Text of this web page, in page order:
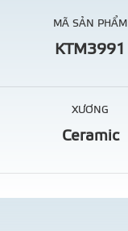
MÃ SẢN PHẨM
KTM3991
XƯƠNG
Ceramic